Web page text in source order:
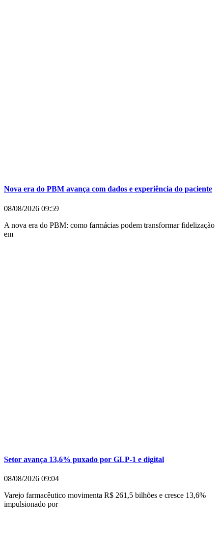
Nova era do PBM avança com dados e experiência do paciente
08/08/2026 09:59
A nova era do PBM: como farmácias podem transformar fidelização
em
Setor avança 13,6% puxado por GLP-1 e digital
08/08/2026 09:04
Varejo farmacêutico movimenta R$ 261,5 bilhões e cresce 13,6%
impulsionado por